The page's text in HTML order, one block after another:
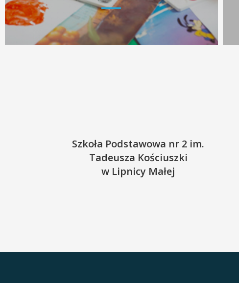
Szkoła Podstawowa nr 2 im.
Tadeusza Kościuszki
w Lipnicy Małej